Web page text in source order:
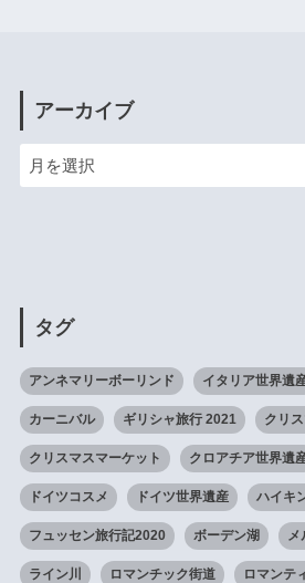
アーカイブ
タグ
アンネマリーボーリンド イタリア世界遺
カーニバル ギリシャ旅行 2021 クリ
クリスマスマーケット クロアチア世界遺
ドイツコスメ ドイツ世界遺産 ハイキ
フュッセン旅行記2020 ボーデン湖
ライン川 ロマンチック街道 ロマンテ